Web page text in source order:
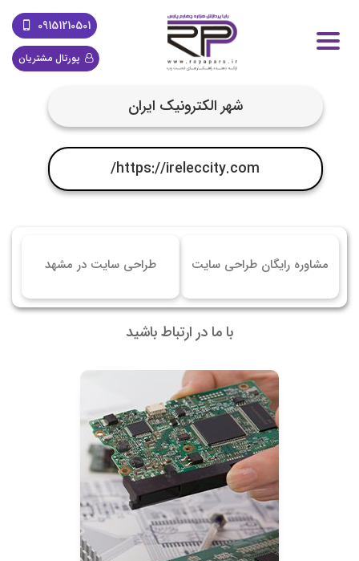
09151210501
پورتال مشتریان
شهر الکترونیک ایران
https://ireleccity.com/
مشاوره رایگان طراحی سایت طراحی سایت در مشهد
با ما در ارتباط باشید